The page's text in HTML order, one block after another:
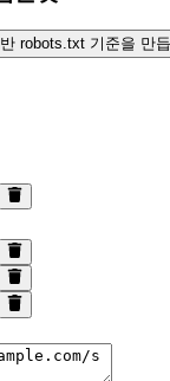
robots.txt 기준을 만